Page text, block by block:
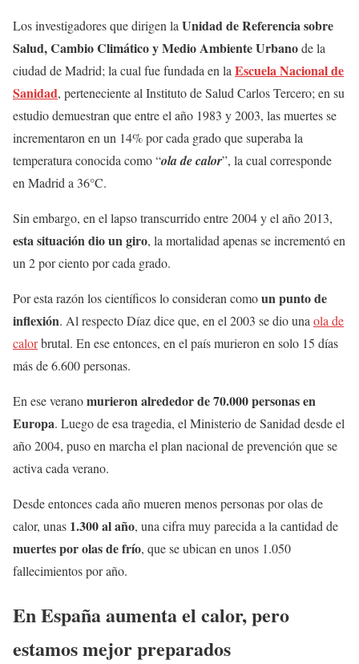
Los investigadores que dirigen la Unidad de Referencia sobre
Salud, Cambio Climático y Medio Ambiente Urbanode la
ciudad de Madrid; la cual fue fundada en la Escuela Nacional de
Sanidad, perteneciente al Instituto de Salud Carlos Tercero; en su
estudio demuestran que entre el año 1983 y 2003, las muertes se
incrementaron en un 14% por cada grado que superaba la
temperatura conocida como “ola de calor”, la cual corresponde
en Madrid a 36°C.
Sin embargo, en el lapso transcurrido entre 2004 y el año 2013,
esta situación dio un giro, la mortalidad apenas se incrementó en
un 2 por ciento por cada grado.
Por esta razón los científicos lo consideran comoun punto de
inflexión. Al respecto Díaz dice que, en el 2003 se dio una ola de
calorbrutal. En ese entonces, en el país murieron en solo 15 días
más de 6.600 personas.
En ese veranomurieron alrededor de 70.000 personas en
Europa. Luego de esa tragedia, el Ministerio de Sanidad desde el
año 2004, puso en marcha el plan nacional de prevención que se
activa cada verano.
Desde entonces cada año mueren menos personas por olas de
calor, unas 1.300 al año, una cifra muy parecida a la cantidad de
muertes por olas de frío, que se ubican en unos 1.050
fallecimientos por año.
En España aumenta el calor, pero
estamos mejor preparados